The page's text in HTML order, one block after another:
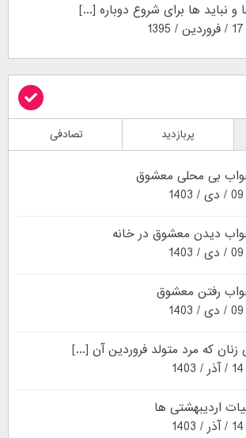
و نباید ها برای شروع دوباره [...]
پربازدید تصادفی
بی محلی معشوق
دیدن معشوق در خانه
رفتن معشوق
اردیبهشتی ها